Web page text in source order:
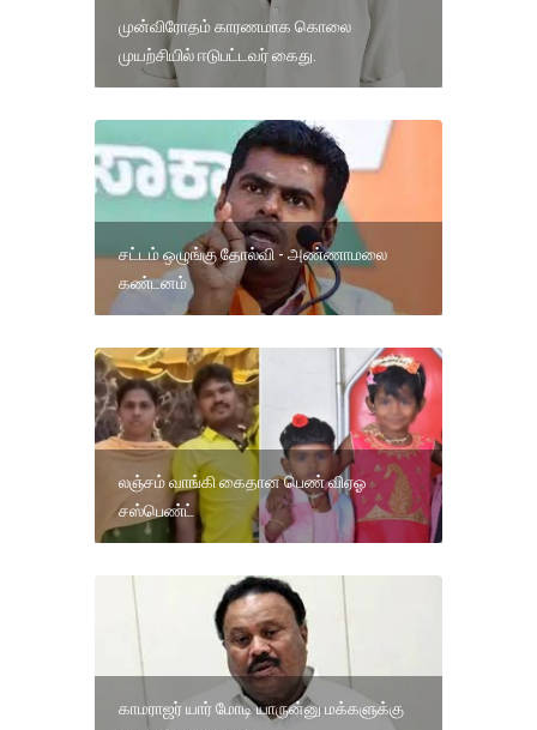
முன்விரோதம் காரணமாக கொலை
முயற்சியில் ஈடுபட்டவர் கைது.
சட்டம் ஒழுங்கு தோல்வி - அண்ணாமலை
கண்டனம்
லஞ்சம் வாங்கி கைதான பெண் விஏஓ
சஸ்பெண்ட்
காமராஜர் யார் மோடி யாருன்னு மக்களுக்கு